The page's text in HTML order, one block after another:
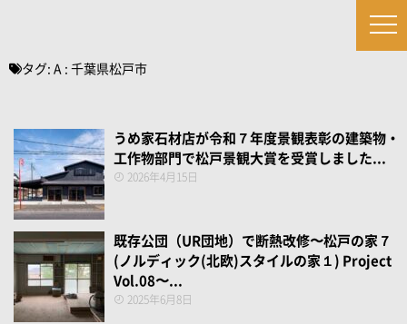
タグ: A : 千葉県松戸市
うめ家石材店が令和７年度景観表彰の建築物・
工作物部門で松戸景観大賞を受賞しました...
2026年4月15日
既存公団（UR団地）で断熱改修〜松戸の家７
(ノルディック(北欧)スタイルの家１) Project
Vol.08〜...
2025年6月8日